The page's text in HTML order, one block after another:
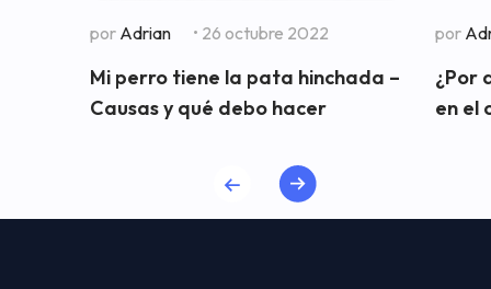
por Adrian • 26 octubre 2022
Mi perro tiene la pata hinchada –
Causas y qué debo hacer
por
¿Por
en el